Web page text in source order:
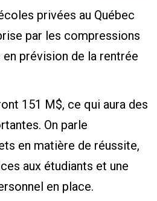
privées au Québec
par les compressions
prévision de la rentrée
151 M$, ce qui aura des
On parle
en matière de réussite,
aux étudiants et une
en place.